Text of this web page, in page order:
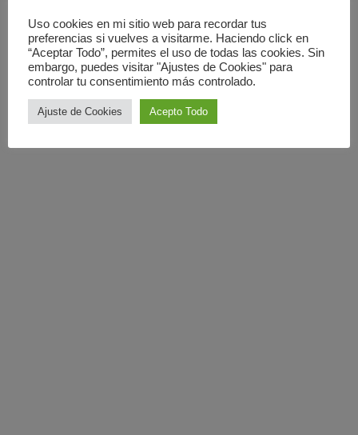
Uso cookies en mi sitio web para recordar tus
preferencias si vuelves a visitarme. Haciendo click en
“Aceptar Todo”, permites el uso de todas las cookies. Sin
embargo, puedes visitar "Ajustes de Cookies" para
controlar tu consentimiento más controlado.
Ajuste de Cookies Acepto Todo